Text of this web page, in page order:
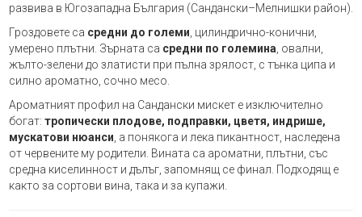
развива в Югозападна България (Сандански–Мелнишки район).
Гроздовете са средни до големи , цилиндрично-конични,
умерено плътни. Зърната са средни по големина , овални,
жълто-зелени до златисти при пълна зрялост, с тънка ципа и
силно ароматно, сочно месо.
Ароматният профил на Сандански мискет е изключително
богат: тропически плодове, подправки, цветя, индрише,
мускатови нюанси , а понякога и лека пикантност, наследена
от червените му родители. Вината са ароматни, плътни, със
средна киселинност и дълъг, запомнящ се финал. Подходящ е
както за сортови вина, така и за купажи.